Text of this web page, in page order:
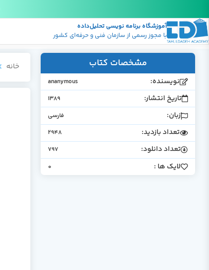
آموزشگاه برنامه نویسی تحلیل‌داده
با مجوز رسمی از سازمان فنی و حرفه‌ای کشور
مشخصات کتاب
نویسنده: ananymous
تاریخ انتشار: 1389
زبان: فارسی
تعداد بازدید: 2948
تعداد دانلود: 797
لایک ها : 0
خانه